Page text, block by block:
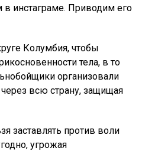
инстаграме. Приводим его
Колумбия, чтобы
тела, в то
организовали
через всю страну, защищая
заставлять против воли
угрожая